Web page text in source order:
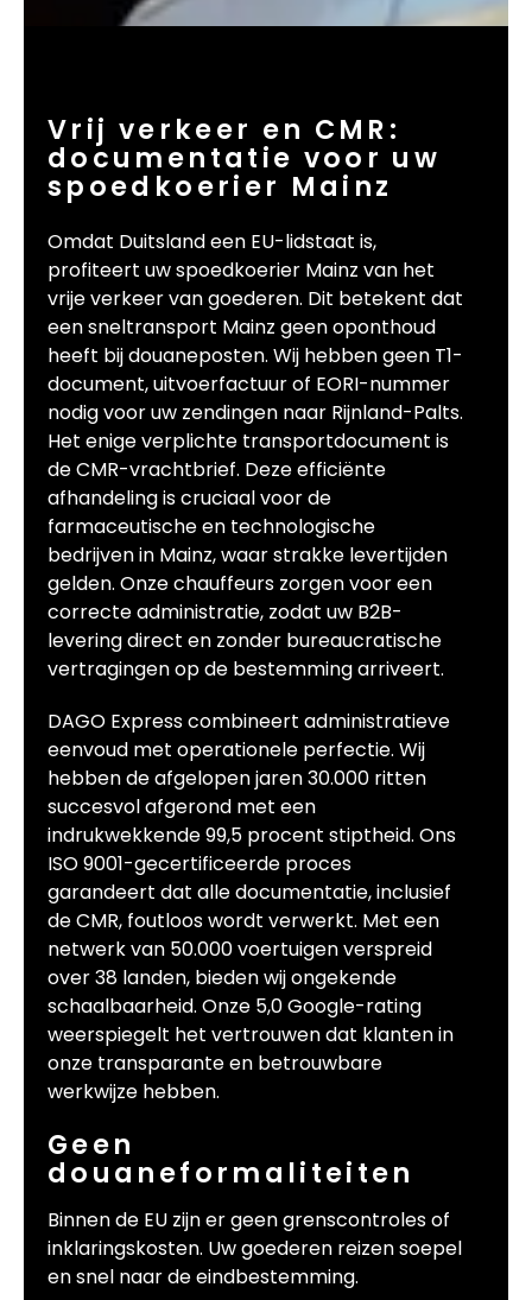
Vrij verkeer en CMR:
documentatie voor uw
spoedkoerier Mainz
Omdat Duitsland een EU-lidstaat is,
profiteert uw spoedkoerier Mainz van het
vrije verkeer van goederen. Dit betekent dat
een sneltransport Mainz geen oponthoud
heeft bij douaneposten. Wij hebben geen T1-
document, uitvoerfactuur of EORI-nummer
nodig voor uw zendingen naar Rijnland-Palts.
Het enige verplichte transportdocument is
de CMR-vrachtbrief. Deze efficiënte
afhandeling is cruciaal voor de
farmaceutische en technologische
bedrijven in Mainz, waar strakke levertijden
gelden. Onze chauffeurs zorgen voor een
correcte administratie, zodat uw B2B-
levering direct en zonder bureaucratische
vertragingen op de bestemming arriveert.
DAGO Express combineert administratieve
eenvoud met operationele perfectie. Wij
hebben de afgelopen jaren 30.000 ritten
succesvol afgerond met een
indrukwekkende 99,5 procent stiptheid. Ons
ISO 9001-gecertificeerde proces
garandeert dat alle documentatie, inclusief
de CMR, foutloos wordt verwerkt. Met een
netwerk van 50.000 voertuigen verspreid
over 38 landen, bieden wij ongekende
schaalbaarheid. Onze 5,0 Google-rating
weerspiegelt het vertrouwen dat klanten in
onze transparante en betrouwbare
werkwijze hebben.
Geen
douaneformaliteiten
Binnen de EU zijn er geen grenscontroles of
inklaringskosten. Uw goederen reizen soepel
en snel naar de eindbestemming.